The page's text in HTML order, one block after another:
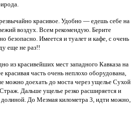
красивое. Удобно — едешь себе на
воздух. Всем рекомендую. Берите
безопасно. Имеется и туалет и кафе, с очень
еще не раз!!
из красивейших мест западного Кавказа на
красивая часть очень неплохо оборудована,
можно доехать до моста через ущелье Сухой
Дальше ущелье резко расширяется и
долиной. До Мезмая километра 3, идти можно,